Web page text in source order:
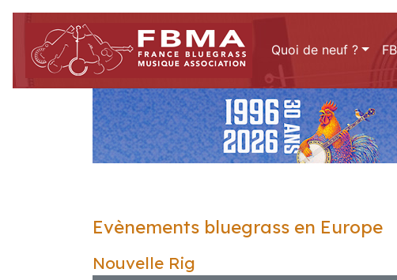
Quoi de neuf ?
Evènements bluegrass en Europe
Nouvelle Rig